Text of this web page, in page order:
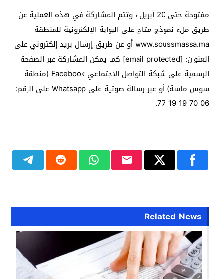
مفتوحة حتى 20 أبريل ، وتتم المشاركة في هذه العملية عن
طريق ملء نموذج متاح على البوابة الإلكترونية للمنطقة
www.soussmassa.ma أو عن طريق إرسال بريد إلكتروني على
العنوان: [email protected] كما يمكن المشاركة عبر الصفحة
الرسمية على شبكة التواصل الاجتماعي Facebook (منطقة
سوس ماسة) أو عبر رسالة صوتية على Whatsapp على الرقم:
06 70 19 19 77.
Related News